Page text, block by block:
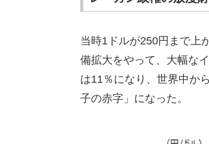
当時1ドルが250円まで上
備拡大をやって、大幅な
は11％になり、世界中か
子の赤字」になった。